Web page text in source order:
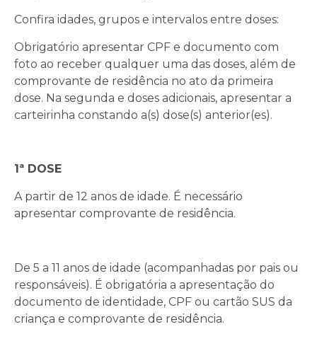
Confira idades, grupos e intervalos entre doses:
Obrigatório apresentar CPF e documento com
foto ao receber qualquer uma das doses, além de
comprovante de residência no ato da primeira
dose. Na segunda e doses adicionais, apresentar a
carteirinha constando a(s) dose(s) anterior(es).
1ª DOSE
A partir de 12 anos de idade. É necessário
apresentar comprovante de residência.
De 5 a 11 anos de idade (acompanhadas por pais ou
responsáveis). É obrigatória a apresentação do
documento de identidade, CPF ou cartão SUS da
criança e comprovante de residência.